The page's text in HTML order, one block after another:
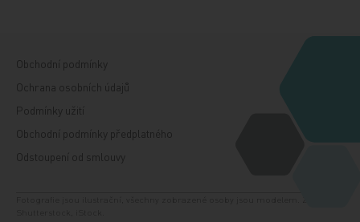
Obchodní podmínky
Ochrana osobních údajů
Podmínky užití
Obchodní podmínky předplatného
Odstoupení od smlouvy